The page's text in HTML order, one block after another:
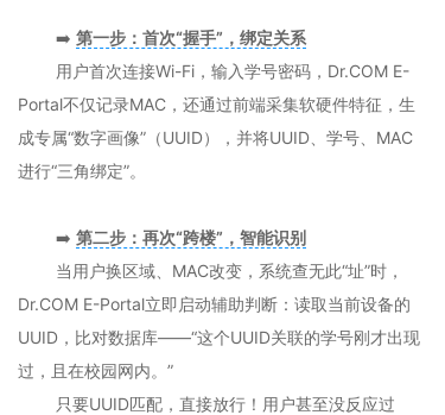
➡️ 第一步：首次“握手”，绑定关系
用户首次连接Wi-Fi，输入学号密码，Dr.COM E-
Portal不仅记录MAC，还通过前端采集软硬件特征，生
成专属“数字画像”（UUID），并将UUID、学号、MAC
进行“三角绑定”。
➡️ 第二步：再次“跨楼”，智能识别
当用户换区域、MAC改变，系统查无此“址”时，
Dr.COM E-Portal立即启动辅助判断：读取当前设备的
UUID，比对数据库——“这个UUID关联的学号刚才出现
过，且在校园网内。”
只要UUID匹配，直接放行！用户甚至没反应过